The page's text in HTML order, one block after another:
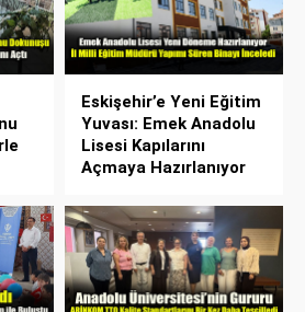
Eskişehir’e Yeni Eğitim
Yuvası: Emek Anadolu
Lisesi Kapılarını
Açmaya Hazırlanıyor